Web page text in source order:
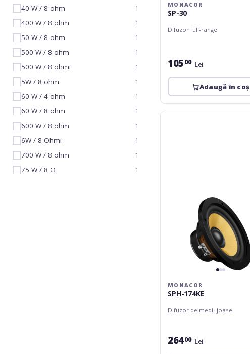
40 W / 8 ohm 1
400 W / 8 ohm 1
50 W / 8 ohm 1
500 W / 8 ohm 1
500 W / 8 ohmi 1
5W / 8 ohm 1
60 W / 4 ohm 1
60 W / 8 ohm 1
600 W / 8 ohm 1
6W / 8 Ohmi 1
700 W / 8 ohm 1
75 W / 8 Ω 1
MONACOR
SP-30
Difuzor full-range
10500 Lei
Adaugă în coș
Monacor
MONACOR
SPH-174KE
Difuzor de medii-joase
26400 Lei